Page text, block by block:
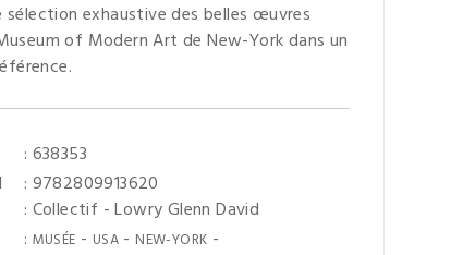
sélection exhaustive des belles œuvres
of Modern Art de New-York dans un
: 638353
: 9782809913620
: Collectif -Lowry Glenn David
: MUSÉE - USA - NEW-YORK -